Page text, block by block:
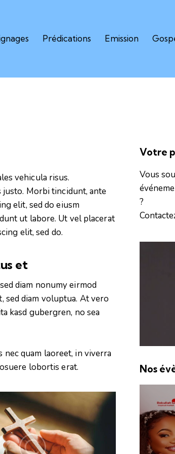
Prédications Emission
vehicula risus.
justo. Morbi tincidunt, ante
elit, sed do eiusm
ut labore. Ut vel placerat
elit, sed do.
et
diam nonumy eirmod
sed diam voluptua. At vero
kasd gubergren, no sea
nec quam laoreet, in viverra
lobortis erat.
Votre
Vous
?
Dan LUITEN
Publicité
Nos